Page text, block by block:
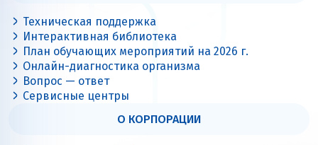
Техническая поддержка
Интерактивная библиотека
План обучающих мероприятий на 2026 г.
Онлайн-диагностика организма
Вопрос — ответ
Сервисные центры
О КОРПОРАЦИИ